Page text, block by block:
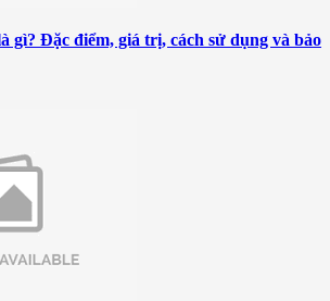
gì? Đặc điểm, giá trị, cách sử dụng và bảo